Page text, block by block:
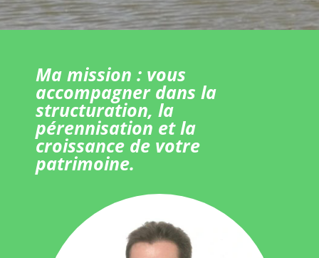
Ma mission : vous
accompagner dans la
structuration, la
pérennisation et la
croissance de votre
patrimoine.